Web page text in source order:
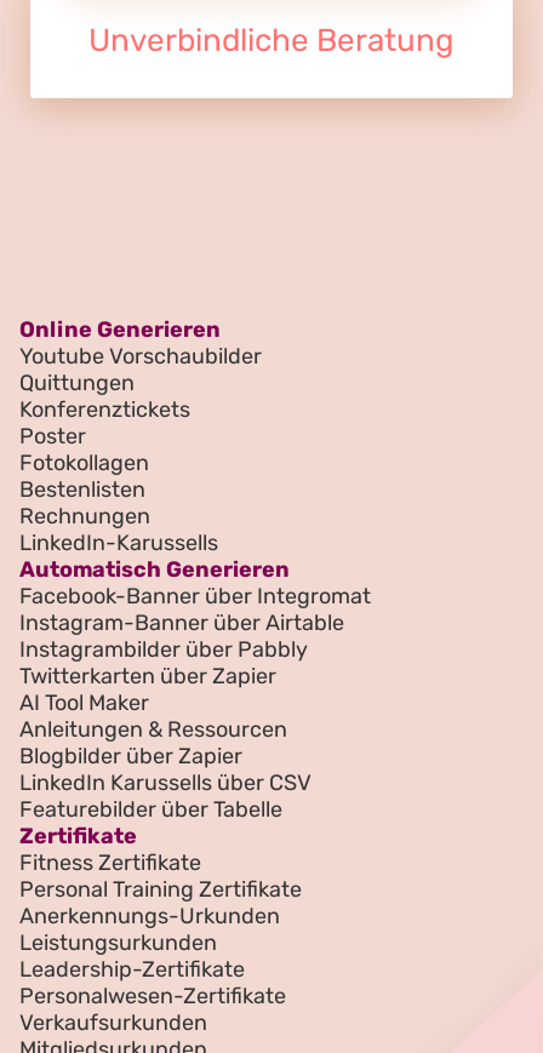
Unverbindliche Beratung
Online Generieren
Youtube Vorschaubilder
Quittungen
Konferenztickets
Poster
Fotokollagen
Bestenlisten
Rechnungen
LinkedIn-Karussells
Automatisch Generieren
Facebook-Banner über Integromat
Instagram-Banner über Airtable
Instagrambilder über Pabbly
Twitterkarten über Zapier
AI Tool Maker
Anleitungen & Ressourcen
Blogbilder über Zapier
LinkedIn Karussells über CSV
Featurebilder über Tabelle
Zertifikate
Fitness Zertifikate
Personal Training Zertifikate
Anerkennungs-Urkunden
Leistungsurkunden
Leadership-Zertifikate
Personalwesen-Zertifikate
Verkaufsurkunden